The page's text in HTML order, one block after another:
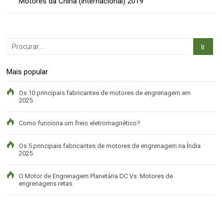
Mais popular
Os 10 principais fabricantes de motores de engrenagem em
2025
Como funciona um freio eletromagnético?
Os 5 principais fabricantes de motores de engrenagem na Índia
2025
O Motor de Engrenagem Planetária DC Vs. Motores de
engrenagens retas